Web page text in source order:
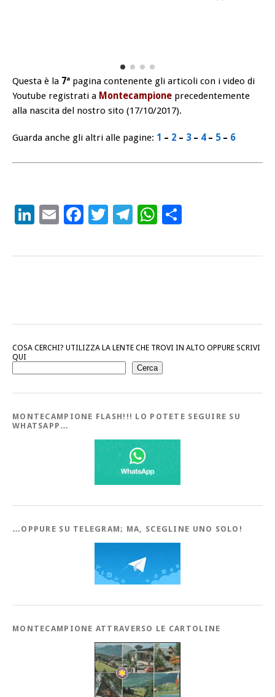
Questa è la 7ª pagina contenente gli articoli con i video di
Youtube registrati a Montecampione precedentemente
alla nascita del nostro sito (17/10/2017).
Guarda anche gli altri alle pagine: 1 – 2 – 3 – 4 – 5 – 6
LinkedIn
EmailFacebook
Twitter
Telegram
WhatsApp
COSA CERCHI? UTILIZZA LA LENTE CHE TROVI IN ALTO OPPURE SCRIVI
QUI
Cerca
MONTECAMPIONE FLASH!!! LO POTETE SEGUIRE SU
WHATSAPP…
…OPPURE SU TELEGRAM; MA, SCEGLINE UNO SOLO!
MONTECAMPIONE ATTRAVERSO LE CARTOLINE